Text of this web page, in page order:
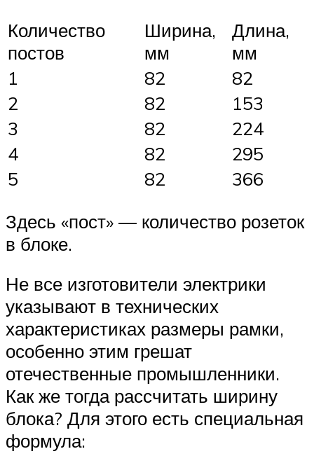
Количество
постов
Ширина,
мм
Длина,
мм
1
82
82
2
82
153
3
82
224
4
82
295
5
82
366
Здесь «пост» — количество розеток
в блоке.
Не все изготовители электрики
указывают в технических
характеристиках размеры рамки,
особенно этим грешат
отечественные промышленники.
Как же тогда рассчитать ширину
блока? Для этого есть специальная
формула: